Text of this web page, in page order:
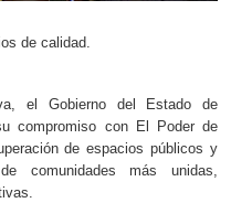
de calidad.
el Gobierno del Estado de
compromiso con El Poder de
de espacios públicos y
comunidades más unidas,